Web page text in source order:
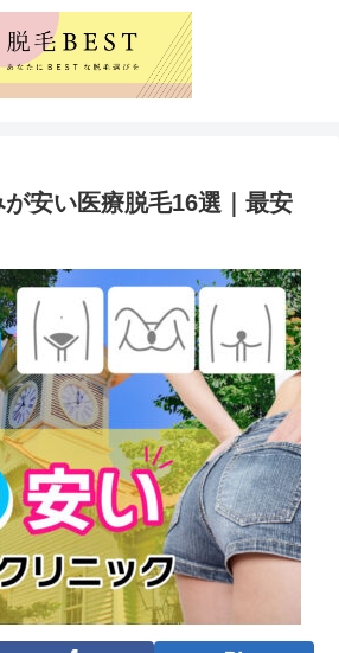
安い医療脱毛16選｜最安